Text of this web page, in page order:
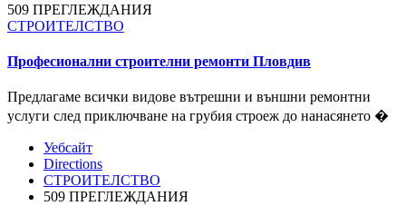
509 ПРЕГЛЕЖДАНИЯ
СТРОИТЕЛСТВО
Професионални строителни ремонти Пловдив
Предлагаме всички видове вътрешни и външни ремонтни
услуги след приключване на грубия строеж до нанасянето �
Уебсайт
Directions
СТРОИТЕЛСТВО
509 ПРЕГЛЕЖДАНИЯ